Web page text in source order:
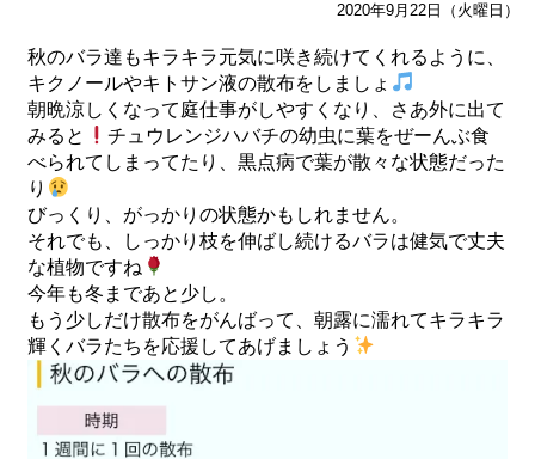
2020年9月22日（火曜日）
秋のバラ達もキラキラ元気に咲き続けてくれるように、
キクノールやキトサン液の散布をしましょ
朝晩涼しくなって庭仕事がしやすくなり、さあ外に出て
みると
チュウレンジハバチの幼虫に葉をぜーんぶ食
べられてしまってたり、黒点病で葉が散々な状態だった
り
びっくり、がっかりの状態かもしれません。
それでも、しっかり枝を伸ばし続けるバラは健気で丈夫
な植物ですね
今年も冬まであと少し。
もう少しだけ散布をがんばって、朝露に濡れてキラキラ
輝くバラたちを応援してあげましょう